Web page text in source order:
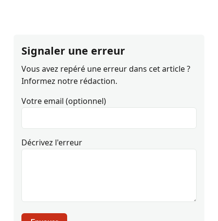
Signaler une erreur
Vous avez repéré une erreur dans cet article ?
Informez notre rédaction.
Votre email (optionnel)
Décrivez l'erreur